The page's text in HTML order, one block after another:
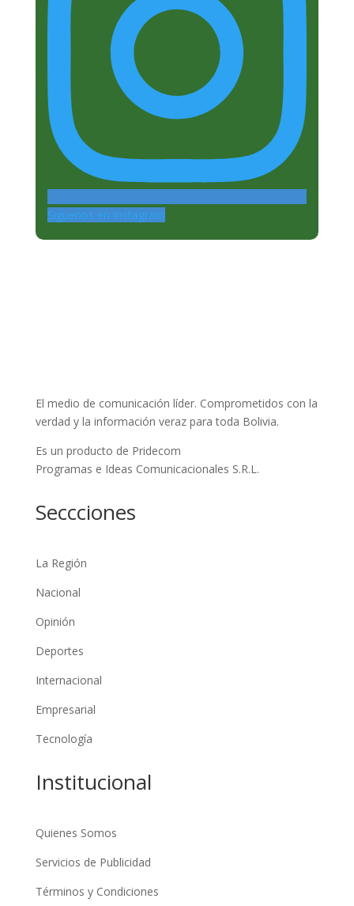
Siguenos en Instagram
El medio de comunicación líder. Comprometidos con la
verdad y la información veraz para toda Bolivia.
Es un producto de Pridecom
Programas e Ideas Comunicacionales S.R.L.
Seccciones
La Región
Nacional
Opinión
Deportes
Internacional
Empresarial
Tecnología
Institucional
Quienes Somos
Servicios de Publicidad
Términos y Condiciones